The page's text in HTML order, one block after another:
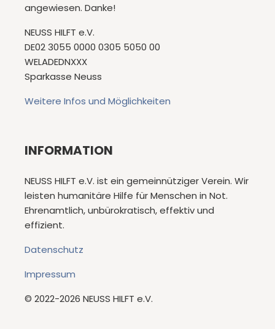
angewiesen. Danke!
NEUSS HILFT e.V.
DE02 3055 0000 0305 5050 00
WELADEDNXXX
Sparkasse Neuss
Weitere Infos und Möglichkeiten
INFORMATION
NEUSS HILFT e.V. ist ein gemeinnütziger Verein. Wir
leisten humanitäre Hilfe für Menschen in Not.
Ehrenamtlich, unbürokratisch, effektiv und
effizient.
Datenschutz
Impressum
© 2022-2026 NEUSS HILFT e.V.